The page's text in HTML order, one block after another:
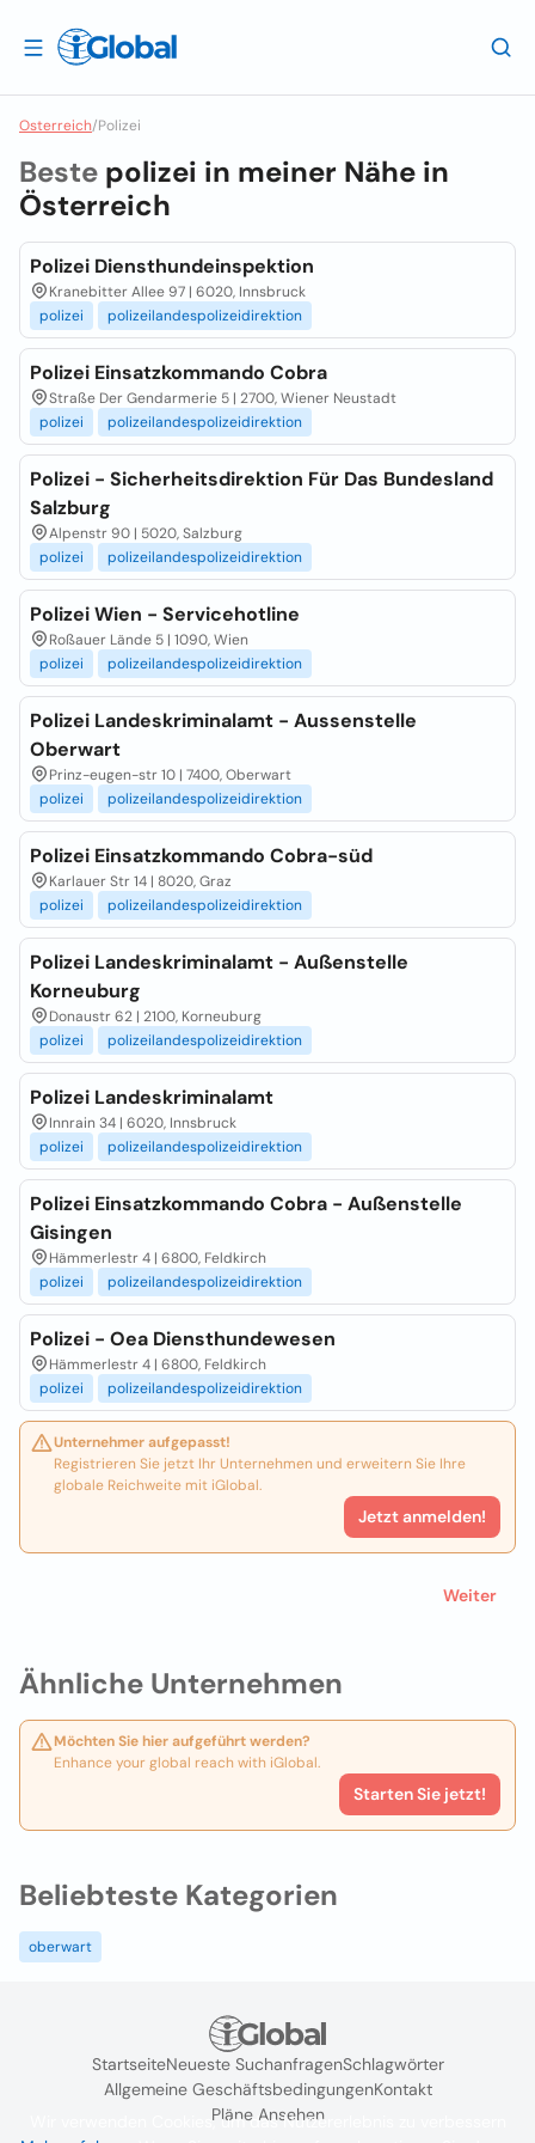
Osterreich/Polizei
Ähnliche Unternehmen
Möchten Sie hier aufgeführt werden?
Enhance your global reach with iGlobal.
Starten Sie jetzt!
Beste polizei in meiner Nähe in
Österreich
Polizei Diensthundeinspektion
Kranebitter Allee 97 | 6020, Innsbruck
polizei
polizeilandespolizeidirektion
Polizei Einsatzkommando Cobra
Straße Der Gendarmerie 5 | 2700, Wiener Neustadt
polizei
polizeilandespolizeidirektion
Polizei - Sicherheitsdirektion Für Das Bundesland
Salzburg
Alpenstr 90 | 5020, Salzburg
polizei
polizeilandespolizeidirektion
Polizei Wien - Servicehotline
Roßauer Lände 5 | 1090, Wien
polizei
polizeilandespolizeidirektion
Polizei Landeskriminalamt - Aussenstelle
Oberwart
Prinz-eugen-str 10 | 7400, Oberwart
polizei
polizeilandespolizeidirektion
Polizei Einsatzkommando Cobra-süd
Karlauer Str 14 | 8020, Graz
polizei
polizeilandespolizeidirektion
Polizei Landeskriminalamt - Außenstelle
Korneuburg
Donaustr 62 | 2100, Korneuburg
polizei
polizeilandespolizeidirektion
Polizei Landeskriminalamt
Innrain 34 | 6020, Innsbruck
polizei
polizeilandespolizeidirektion
Polizei Einsatzkommando Cobra - Außenstelle
Gisingen
Hämmerlestr 4 | 6800, Feldkirch
polizei
polizeilandespolizeidirektion
Polizei - Oea Diensthundewesen
Hämmerlestr 4 | 6800, Feldkirch
polizei
polizeilandespolizeidirektion
Unternehmer aufgepasst!
Registrieren Sie jetzt Ihr Unternehmen und erweitern Sie Ihre
globale Reichweite mit iGlobal.
Jetzt anmelden!
Weiter
Beliebteste Kategorien
oberwart
StartseiteNeueste SuchanfragenSchlagwörter
Allgemeine GeschäftsbedingungenKontakt
Pläne Ansehen
Wir verwenden Cookies, um das Nutzererlebnis zu verbessern